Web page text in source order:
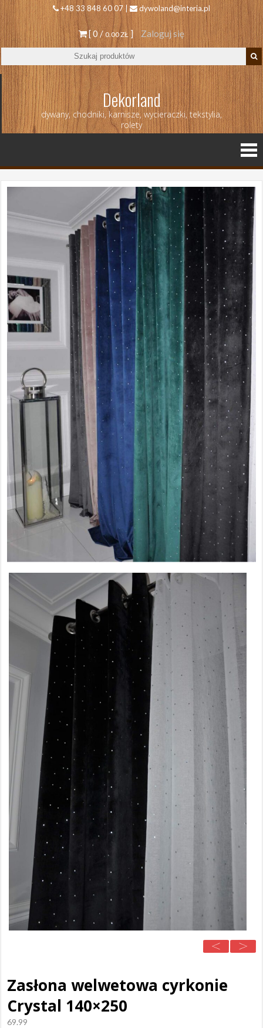
+48 33 848 60 07 | dywoland@interia.pl
[ 0 /0.00 ZŁ ] Zaloguj się
Dekorland
dywany, chodniki, karnisze, wycieraczki, tekstylia,
rolety
Zasłona welwetowa cyrkonie
Crystal 140×250
69.99